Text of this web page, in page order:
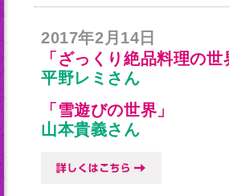
2017年2月14日
「ざっくり絶品料理の世
平野レミさん
「雪遊びの世界」
山本貴義さん